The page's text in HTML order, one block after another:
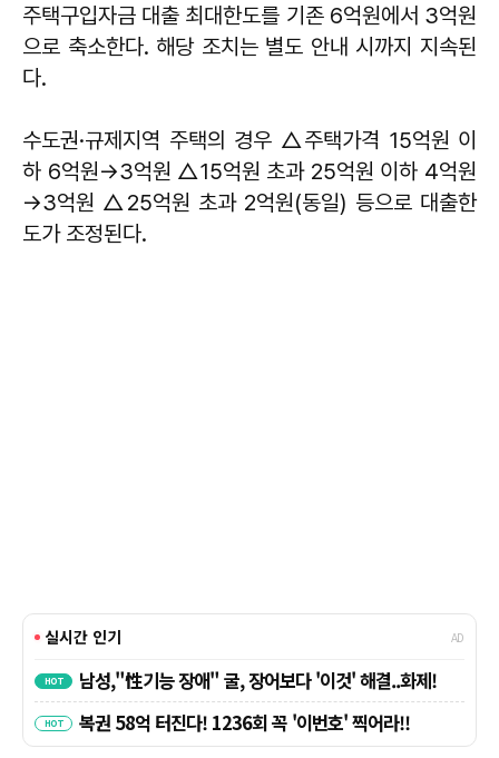
주택구입자금 대출 최대한도를 기존 6억원에서 3억원
으로 축소한다. 해당 조치는 별도 안내 시까지 지속된
다.
수도권·규제지역 주택의 경우 △주택가격 15억원 이
하 6억원→3억원 △15억원 초과 25억원 이하 4억원
→3억원 △25억원 초과 2억원(동일) 등으로 대출한
도가 조정된다.